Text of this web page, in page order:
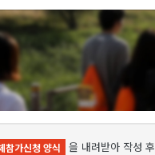
참가신청 양식 을 내려받아 작성 후